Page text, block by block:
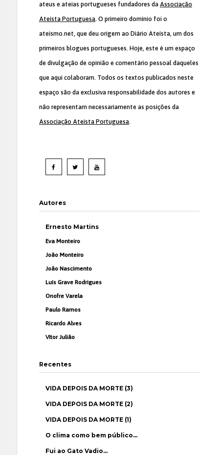
ateus e ateias portugueses fundadores da Associação
Ateísta Portuguesa. O primeiro domínio foi o
ateismo.net, que deu origem ao Diário Ateísta, um dos
primeiros blogues portugueses. Hoje, este é um espaço
de divulgação de opinião e comentário pessoal daqueles
que aqui colaboram. Todos os textos publicados neste
espaço são da exclusiva responsabilidade dos autores e
não representam necessariamente as posições da
Associação Ateísta Portuguesa.
Autores
Ernesto Martins
Eva Monteiro
João Monteiro
João Nascimento
Luís Grave Rodrigues
Onofre Varela
Paulo Ramos
Ricardo Alves
Vítor Julião
Recentes
VIDA DEPOIS DA MORTE (3)
VIDA DEPOIS DA MORTE (2)
VIDA DEPOIS DA MORTE (1)
O clima como bem público…
Fui ao Gato Vadio…